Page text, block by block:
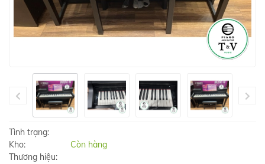
Tình trạng:
Kho:
Còn hàng
Thương hiệu: